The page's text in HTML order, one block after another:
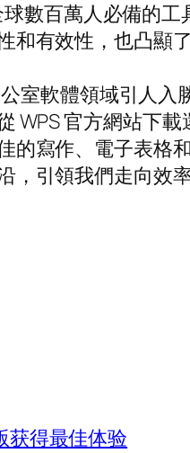
數百萬人必備的
和有效性，也凸顯
室軟體領域引人
WPS 官方網站下
的寫作、電子表格
，引領我們走向效
获得最佳体验